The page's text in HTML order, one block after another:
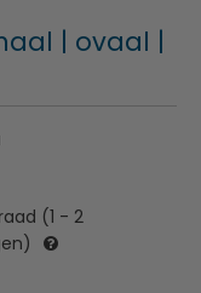
| ovaal |
(1 - 2